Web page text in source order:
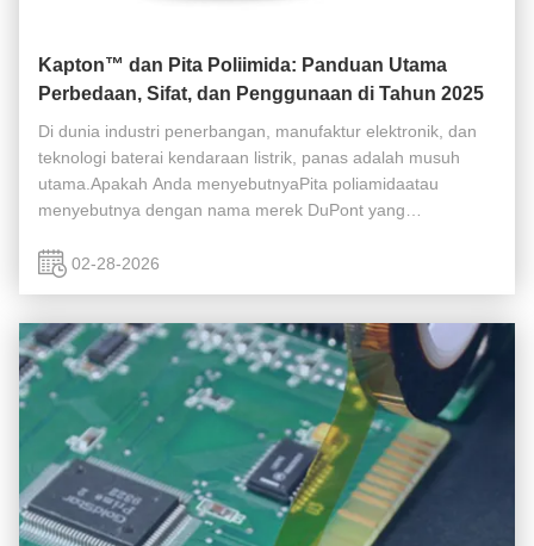
Kapton™ dan Pita Poliimida: Panduan Utama
Perbedaan, Sifat, dan Penggunaan di Tahun 2025
Di dunia industri penerbangan, manufaktur elektronik, dan
teknologi baterai kendaraan listrik, panas adalah musuh
utama.Apakah Anda menyebutnyaPita poliamidaatau
menyebutnya dengan nama merek DuPont yang
isolasi modern. Tapi saat kita bergerak ...
02-28-2026